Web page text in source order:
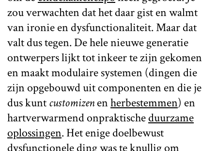
zou verwachten dat het daar gist en walmt
van ironie en dysfunctionaliteit. Maar dat
valt dus tegen. De hele nieuwe generatie
ontwerpers lijkt tot inkeer te zijn gekomen
en maakt modulaire systemen (dingen die
zijn opgebouwd uit componenten en die je
dus kuntcustomizenenherbestemmen) en
hartverwarmend onpraktischeduurzame
oplossingen. Het enige doelbewust
dysfunctionele ding was teknulligom